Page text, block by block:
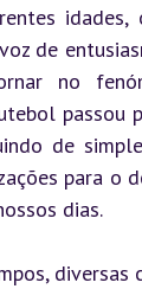
de
no
passou
de
para o
dias.
diversas